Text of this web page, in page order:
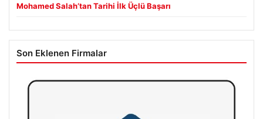
Mohamed Salah’tan Tarihi İlk Üçlü Başarı
Son Eklenen Firmalar